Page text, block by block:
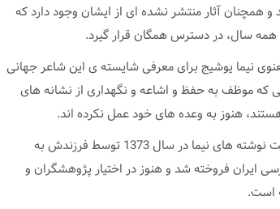
همچنان آثار منتشر نشده ای از ایشان وجود دارد که
سال، در دسترس همگان قرار گیرد.
نیما یوشیج برای معرفی شایسته ی این شاعر جهانی
که موظف به حفظ و اشاعه و نگهداری از نشانه های
هنوز به وعده های خود عمل نکرده اند.
بیش از چهار هزار برگ از دست نوشته های نیما در سال 1373 توسط فرزندش به
ایران فروخته شد و هنوز در اختیار پژوهشگران و
است.